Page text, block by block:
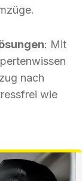
: Mit
nach
wie